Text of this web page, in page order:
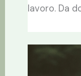
lavoro. Da